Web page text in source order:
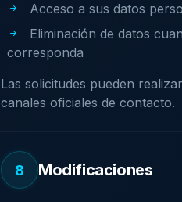
Acceso a sus datos
Eliminación de datos
corresponda
Las solicitudes pueden
canales oficiales de contacto.
8 Modificaciones